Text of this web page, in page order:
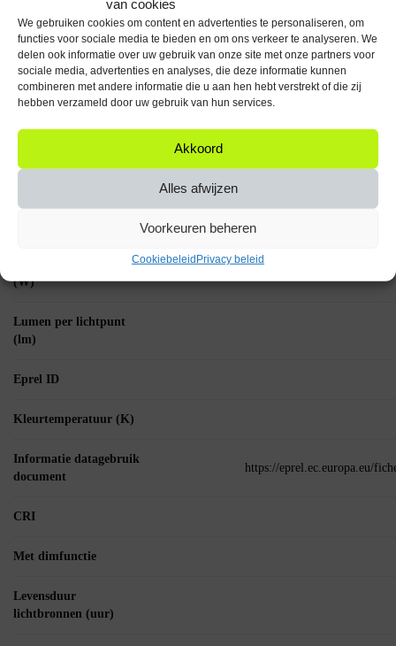
van cookies
We gebruiken cookies om content en advertenties te personaliseren, om
functies voor sociale media te bieden en om ons verkeer te analyseren. We
delen ook informatie over uw gebruik van onze site met onze partners voor
sociale media, advertenties en analyses, die deze informatie kunnen
combineren met andere informatie die u aan hen hebt verstrekt of die zij
hebben verzameld door uw gebruik van hun services.
Akkoord
Alles afwijzen
Voorkeuren beheren
CookiebeleidPrivacy beleid
Spanning: 230V
Lichtopbrengst: 500 Lumen
Kleurtemperatuur: 3000K Warm Wit
Breng warmte en efficiëntie in je huis met de Spectrum LED Lamp
als het milieu ten goede komt!
Specificaties
Aantal artikelen in
(W)
Lumen per lichtpunt
(lm)
Eprel ID
Kleurtemperatuur (K)
Informatie datagebruik
document
https://eprel.ec.europa.eu/
CRI
Met dimfunctie
Levensduur
lichtbronnen (uur)